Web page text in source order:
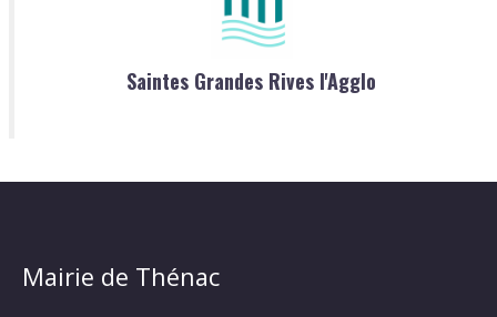
Saintes Grandes Rives l'Agglo
Mairie de Thénac